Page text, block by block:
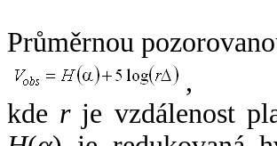
Průměrnou
,
kde rje vzdálenost